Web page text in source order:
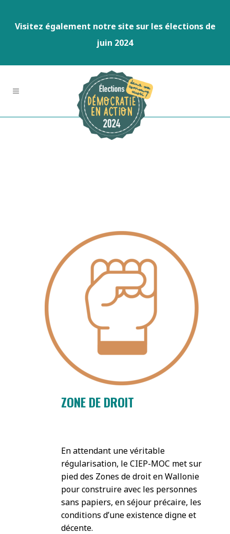
Visitez également notre site sur les élections de
juin 2024
ZONE DE DROIT
En attendant une véritable
régularisation, le CIEP-MOC met sur
pied des Zones de droit en Wallonie
pour construire avec les personnes
sans papiers, en séjour précaire, les
conditions d’une existence digne et
décente.